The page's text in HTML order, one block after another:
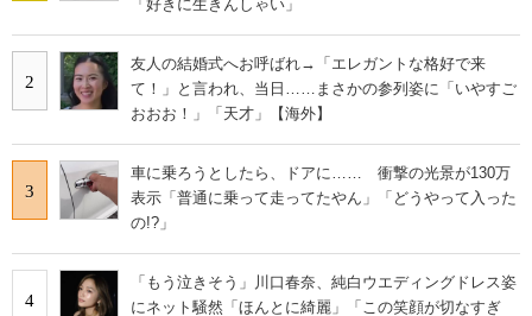
「好きに生きんしゃい」
2
友人の結婚式へお呼ばれ→「エレガントな格好で来
て！」と言われ、当日……まさかの参列姿に「いやすご
おおお！」「天才」【海外】
3
車に乗ろうとしたら、ドアに…… 衝撃の光景が130万
表示「普通に乗って走ってたやん」「どうやって入った
の!?」
4
「もう泣きそう」川口春奈、純白ウエディングドレス姿
にネット騒然「ほんとに綺麗」「この笑顔が切なすぎ